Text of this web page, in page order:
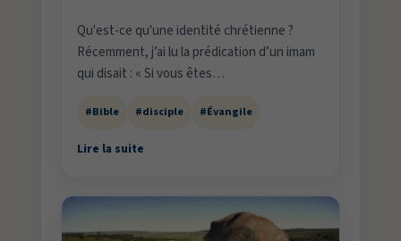
Qu'est-ce qu'une identité chrétienne ?
Récemment, j’ai lu la prédication d’un imam
qui disait : « Si vous êtes…
#Bible #disciple #Évangile
Lire la suite